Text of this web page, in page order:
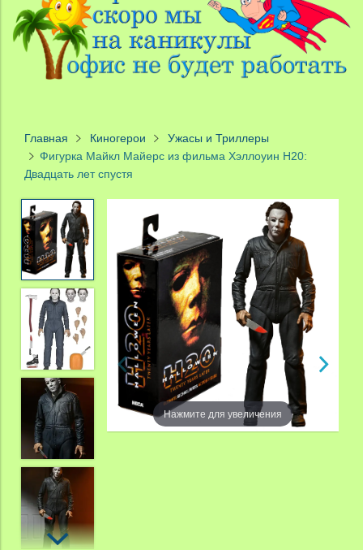
Главная Киногерои
Ужасы и Триллеры
Фигурка Майкл Майерс из фильма Хэллоуин H20:
Двадцать лет спустя
Нажмите для увеличения